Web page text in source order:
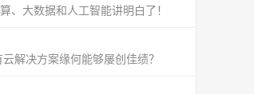
、大数据和人工智能讲明白了！
解决方案缘何能够屡创佳绩？